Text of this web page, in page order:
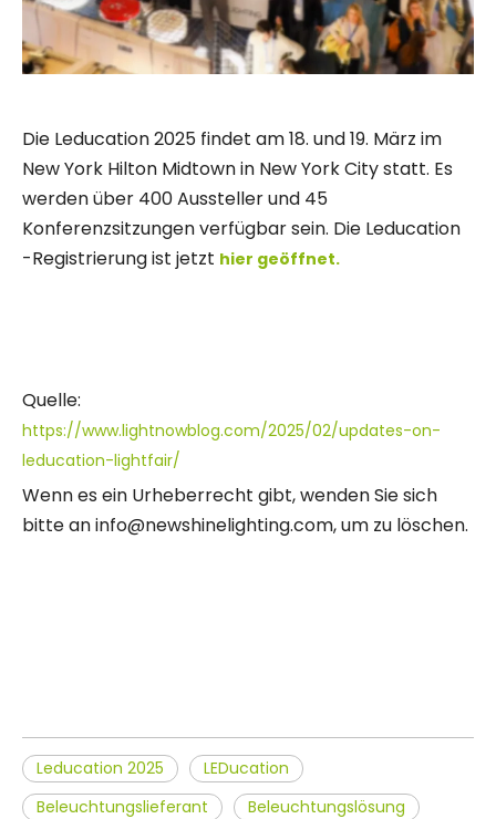
Die Leducation 2025 findet am 18. und 19. März im
New York Hilton Midtown in New York City statt. Es
werden über 400 Aussteller und 45
Konferenzsitzungen verfügbar sein. Die Leducation
-Registrierung ist jetzt hier geöffnet.
Quelle:
https://www.lightnowblog.com/2025/02/updates-on-
leducation-lightfair/
Wenn es ein Urheberrecht gibt, wenden Sie sich
bitte an info@newshinelighting.com, um zu löschen.
Leducation 2025
LEDucation
Beleuchtungslieferant
Beleuchtungslösung